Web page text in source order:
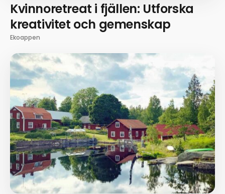
Kvinnoretreat i fjällen: Utforska
kreativitet och gemenskap
Ekoappen